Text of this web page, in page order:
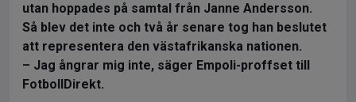
utan hoppades på samtal från Janne Andersson.
Så blev det inte och två år senare tog han beslutet
att representera den västafrikanska nationen.
– Jag ångrar mig inte, säger Empoli-proffset till
FotbollDirekt.